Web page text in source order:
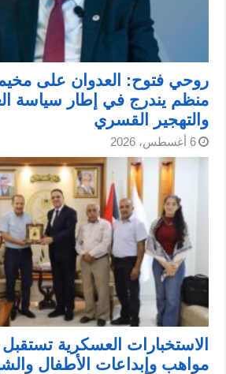
روحي فتوح: العدوان على مخيم
منظم يندرج في إطار سياسة
والتهجير القسري
6 أغسطس، 2026
الاستخبارات العسكرية
مواهب وإبداعات الأطفال